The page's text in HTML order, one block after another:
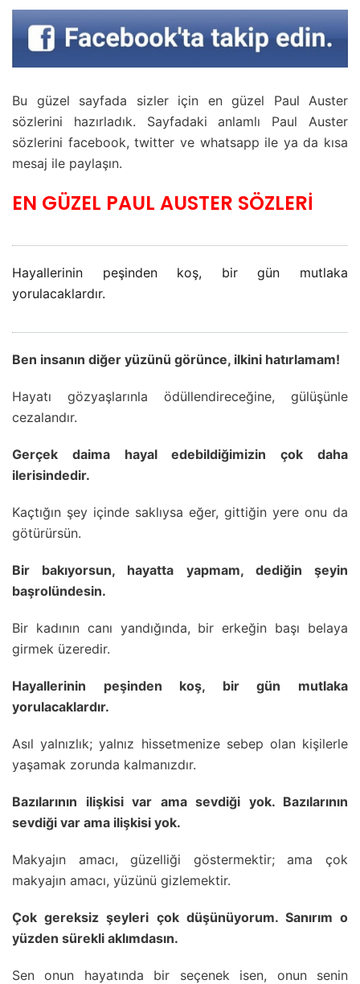
Bu güzel sayfada sizler için en güzel Paul Auster
sözlerini hazırladık. Sayfadaki anlamlı Paul Auster
sözlerini facebook, twitter ve whatsapp ile ya da kısa
mesaj ile paylaşın.
EN GÜZEL PAUL AUSTER SÖZLERİ
Hayallerinin peşinden koş, bir gün mutlaka
yorulacaklardır.
Ben insanın diğer yüzünü görünce, ilkini hatırlamam!
Hayatı gözyaşlarınla ödüllendireceğine, gülüşünle
cezalandır.
Gerçek daima hayal edebildiğimizin çok daha
ilerisindedir.
Kaçtığın şey içinde saklıysa eğer, gittiğin yere onu da
götürürsün.
Bir bakıyorsun, hayatta yapmam, dediğin şeyin
başrolündesin.
Bir kadının canı yandığında, bir erkeğin başı belaya
girmek üzeredir.
Hayallerinin peşinden koş, bir gün mutlaka
yorulacaklardır.
Asıl yalnızlık; yalnız hissetmenize sebep olan kişilerle
yaşamak zorunda kalmanızdır.
Bazılarının ilişkisi var ama sevdiği yok. Bazılarının
sevdiği var ama ilişkisi yok.
Makyajın amacı, güzelliği göstermektir; ama çok
makyajın amacı, yüzünü gizlemektir.
Çok gereksiz şeyleri çok düşünüyorum. Sanırım o
yüzden sürekli aklımdasın.
Sen onun hayatında bir seçenek isen, onun senin